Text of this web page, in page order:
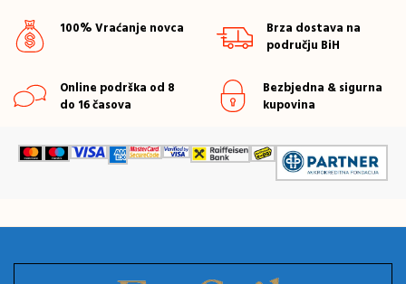
100% Vraćanje novca
Brza dostava na
području BiH
Online podrška od 8
do 16 časova
Bezbjedna & sigurna
kupovina